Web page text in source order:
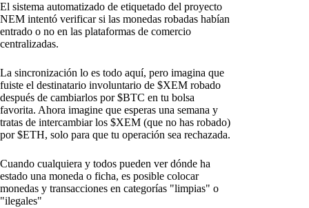
El sistema automatizado de etiquetado del proyecto
NEM intentó verificar si las monedas robadas habían
entrado o no en las plataformas de comercio
centralizadas.
La sincronización lo es todo aquí, pero imagina que
fuiste el destinatario involuntario de $XEM robado
después de cambiarlos por $BTC en tu bolsa
favorita. Ahora imagine que esperas una semana y
tratas de intercambiar los $XEM (que no has robado)
por $ETH, solo para que tu operación sea rechazada.
Cuando cualquiera y todos pueden ver dónde ha
estado una moneda o ficha, es posible colocar
monedas y transacciones en categorías "limpias" o
"ilegales"